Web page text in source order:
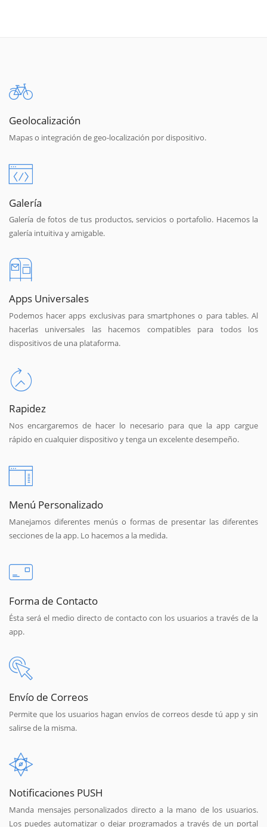
Geolocalización
Mapas o integración de geo-localización por dispositivo.
Galería
Galería de fotos de tus productos, servicios o portafolio. Hacemos la
galería intuitiva y amigable.
Apps Universales
Podemos hacer apps exclusivas para smartphones o para tables. Al
hacerlas universales las hacemos compatibles para todos los
dispositivos de una plataforma.
Rapidez
Nos encargaremos de hacer lo necesario para que la app cargue
rápido en cualquier dispositivo y tenga un excelente desempeño.
Menú Personalizado
Manejamos diferentes menús o formas de presentar las diferentes
secciones de la app. Lo hacemos a la medida.
Forma de Contacto
Ésta será el medio directo de contacto con los usuarios a través de la
app.
Envío de Correos
Permite que los usuarios hagan envíos de correos desde tú app y sin
salirse de la misma.
Notificaciones PUSH
Manda mensajes personalizados directo a la mano de los usuarios.
Los puedes automatizar o dejar programados a través de un portal